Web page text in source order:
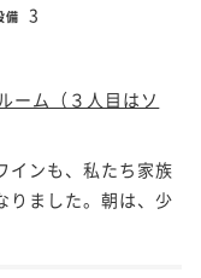
備 3
ーム（３人目はソ
インも、私たち家族
りました。朝は、少